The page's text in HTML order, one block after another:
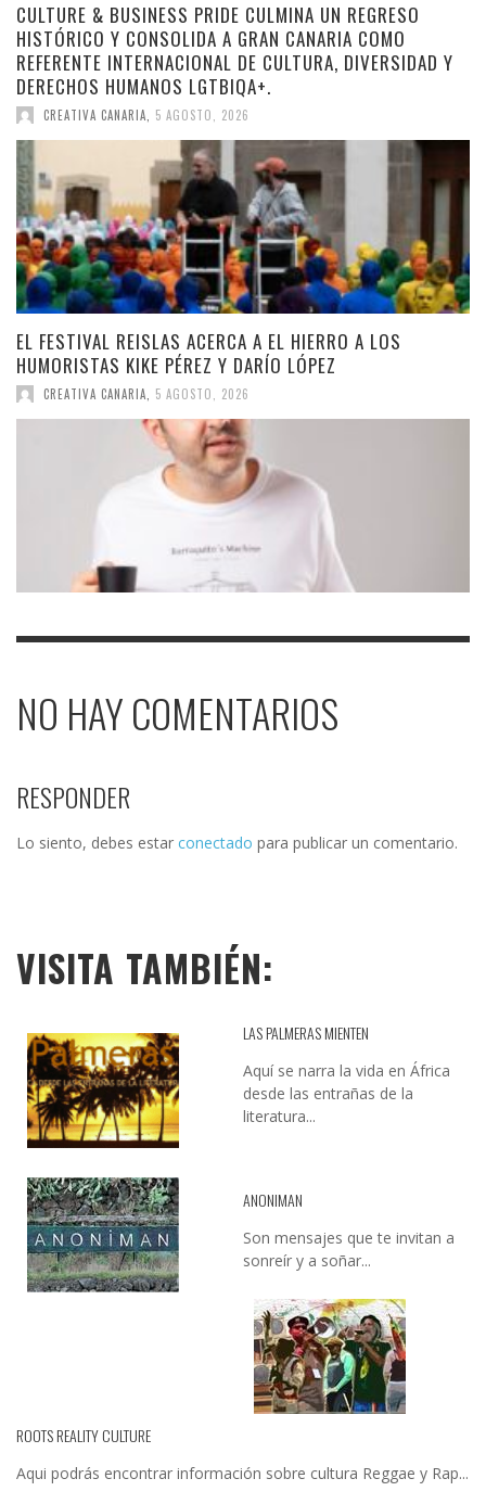
CULTURE & BUSINESS PRIDE CULMINA UN REGRESO
HISTÓRICO Y CONSOLIDA A GRAN CANARIA COMO
REFERENTE INTERNACIONAL DE CULTURA, DIVERSIDAD Y
DERECHOS HUMANOS LGTBIQA+.
CREATIVA CANARIA 5 AGOSTO, 2026
EL FESTIVAL REISLAS ACERCA A EL HIERRO A LOS
HUMORISTAS KIKE PÉREZ Y DARÍO LÓPEZ
CREATIVA CANARIA 5 AGOSTO, 2026
NO HAY COMENTARIOS
RESPONDER
Lo siento, debes estar conectado para publicar un comentario.
VISITA TAMBIÉN:
LAS PALMERAS MIENTEN
Aquí se narra la vida en África
desde las entrañas de la
literatura...
ANONIMAN
Son mensajes que te invitan a
sonreír y a soñar...
ROOTS REALITY CULTURE
Aqui podrás encontrar información sobre cultura Reggae y Rap...